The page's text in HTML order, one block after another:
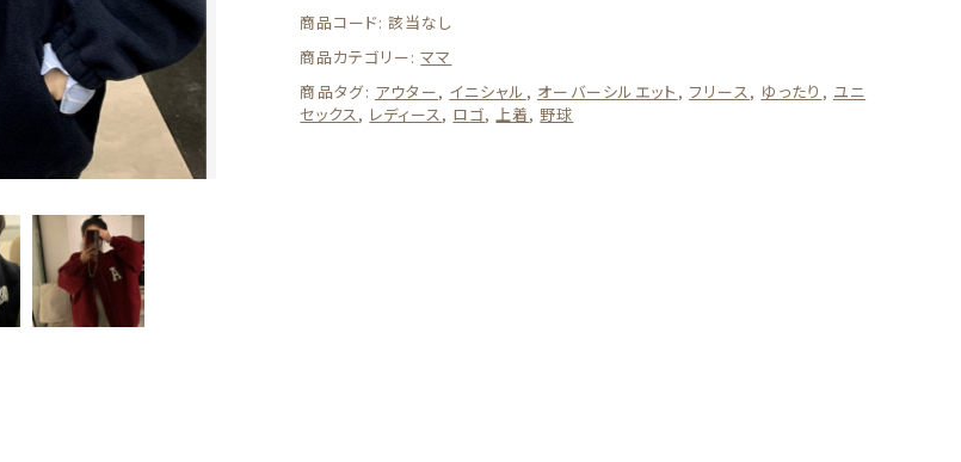
ス
ャ
ケ
ッ
商品コード:該当なし
商品カテゴリー:ママ
商品タグ: アウター, イニシャル , オーバーシルエット , フリース, ゆったり , ユニ
セックス, レディース, ロゴ,上着,野球
90cm